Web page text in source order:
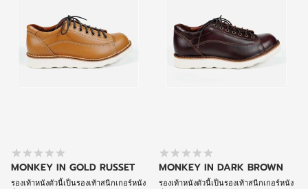
MONKEY IN GOLD RUSSET
รองเท้าหนังตัวนี้เป็นรองเท้าสนีกเกอร์หนัง
MONKEY IN DARK BROWN
รองเท้าหนังตัวนี้เป็นรองเท้าสนีกเกอร์หนัง